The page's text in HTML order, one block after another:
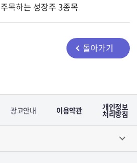
목하는 성장주 3종목
돌아가기
광고안내 이용약관 개인정보
처리방침